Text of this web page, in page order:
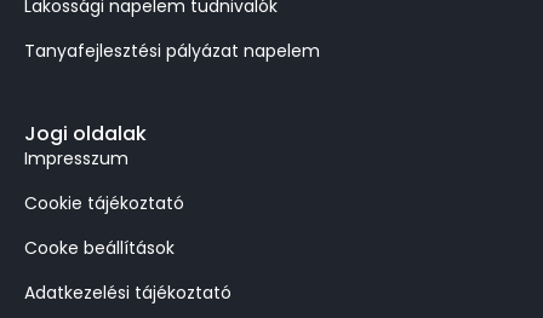
Lakossági napelem tudnivalók
Tanyafejlesztési pályázat napelem
Jogi oldalak
Impresszum
Cookie tájékoztató
Cooke beállítások
Adatkezelési tájékoztató